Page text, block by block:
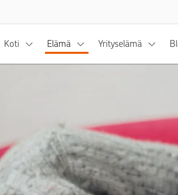
Koti Elämä Yrityselämä